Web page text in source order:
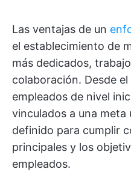
Las ventajas de un
el establecimiento de
más dedicados,
colaboración. Desde
empleados de nivel
vinculados a una
definido para cumplir
principales y los
empleados.